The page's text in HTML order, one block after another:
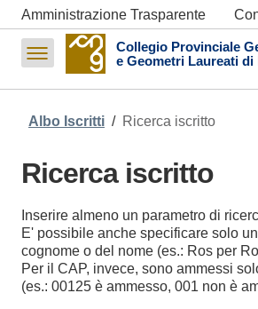
Amministrazione Trasparente
Collegio Provinciale
e Geometri Laureati di
Formazione
Pagamenti
Albo Iscritti / Ricerca iscritto
Ricerca iscritto
Inserire almeno un parametro di
E' possibile anche specificare solo
cognome o del nome (es.: Ros per
Per il CAP, invece, sono ammessi
(es.: 00125 è ammesso, 001 non è